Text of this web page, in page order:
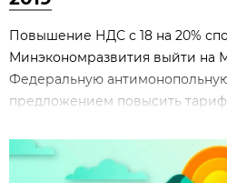
Повышение НДС с 18 на 20%
Минэкономразвития выйти на
Федеральную
предложением повысить